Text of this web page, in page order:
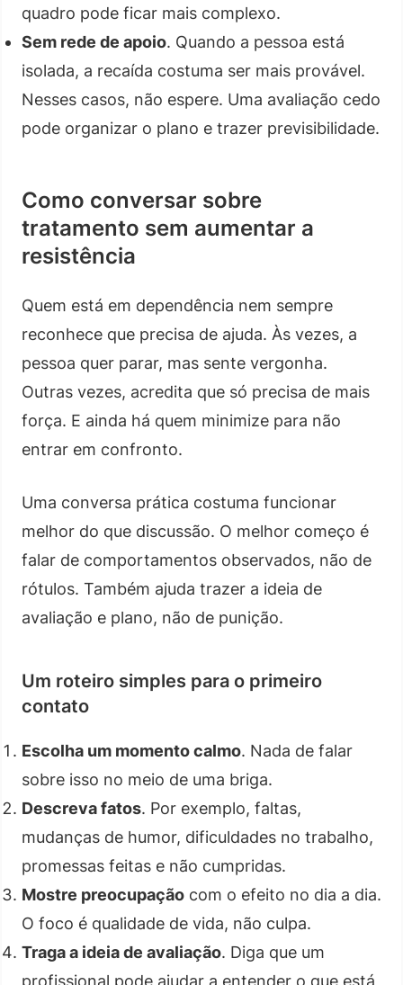
quadro pode ficar mais complexo.
Sem rede de apoio. Quando a pessoa está
isolada, a recaída costuma ser mais provável.
Nesses casos, não espere. Uma avaliação cedo
pode organizar o plano e trazer previsibilidade.
Como conversar sobre
tratamento sem aumentar a
resistência
Quem está em dependência nem sempre
reconhece que precisa de ajuda. Às vezes, a
pessoa quer parar, mas sente vergonha.
Outras vezes, acredita que só precisa de mais
força. E ainda há quem minimize para não
entrar em confronto.
Uma conversa prática costuma funcionar
melhor do que discussão. O melhor começo é
falar de comportamentos observados, não de
rótulos. Também ajuda trazer a ideia de
avaliação e plano, não de punição.
Um roteiro simples para o primeiro
contato
Escolha um momento calmo. Nada de falar
sobre isso no meio de uma briga.
Descreva fatos. Por exemplo, faltas,
mudanças de humor, dificuldades no trabalho,
promessas feitas e não cumpridas.
Mostre preocupação com o efeito no dia a dia.
O foco é qualidade de vida, não culpa.
Traga a ideia de avaliação. Diga que um
profissional pode ajudar a entender o que está